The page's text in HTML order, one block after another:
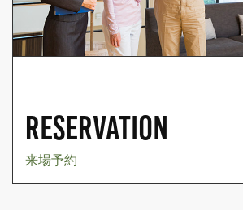
RESERVATION
来場予約